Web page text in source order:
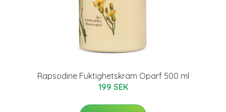
Rapsodine Fuktighetskräm Oparf 500 ml
199 SEK